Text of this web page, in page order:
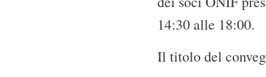
14:30 alle 18:00.
Il titolo del